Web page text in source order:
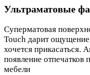
Ультраматовые
Суперматовая
Touch дарит
хочется прикасаться.
появление отпечатков
мебели